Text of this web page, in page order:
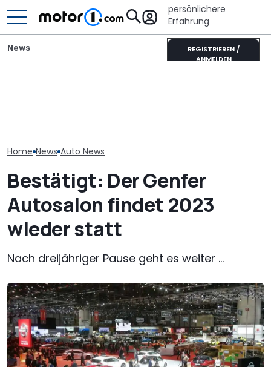
persönlichere
Erfahrung
REGISTRIEREN /
ANMELDEN
News
Home News Auto News
Bestätigt: Der Genfer
Autosalon findet 2023
wieder statt
Nach dreijähriger Pause geht es weiter ...